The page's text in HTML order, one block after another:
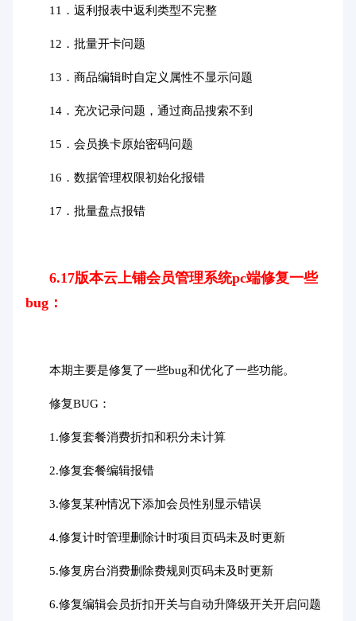
11．返利报表中返利类型不完整
12．批量开卡问题
13．商品编辑时自定义属性不显示问题
14．充次记录问题，通过商品搜索不到
15．会员换卡原始密码问题
16．数据管理权限初始化报错
17．批量盘点报错
6.17版本云上铺会员管理系统pc端修复一些
bug：
本期主要是修复了一些bug和优化了一些功能。
修复BUG：
1.修复套餐消费折扣和积分未计算
2.修复套餐编辑报错
3.修复某种情况下添加会员性别显示错误
4.修复计时管理删除计时项目页码未及时更新
5.修复房台消费删除费规则页码未及时更新
6.修复编辑会员折扣开关与自动升降级开关开启问题